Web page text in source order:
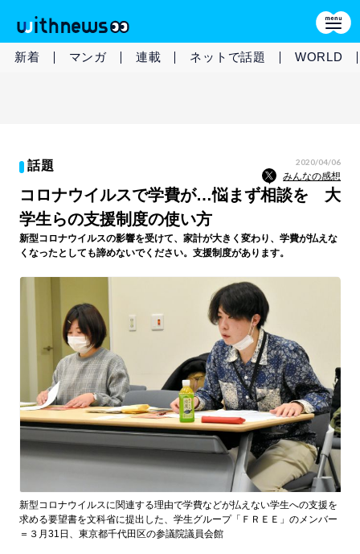
新着 マンガ 連載 ネットで話題 WORLD
話題 2020/04/06
みんなの感想
コロナウイルスで学費が…悩まず相談を 大
学生らの支援制度の使い方
新型コロナウイルスの影響を受けて、家計が大きく変わり、学費が払えな
くなったとしても諦めないでください。支援制度があります。
新型コロナウイルスに関連する理由で学費などが払えない学生への支援を
求める要望書を文科省に提出した、学生グループ「ＦＲＥＥ」のメンバー
＝３月31日、東京都千代田区の参議院議員会館